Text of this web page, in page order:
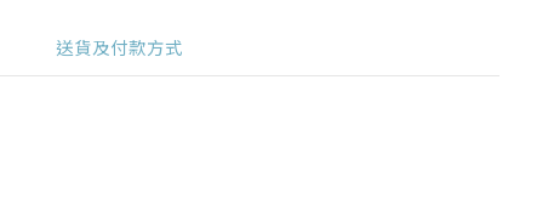
送貨及付款方式